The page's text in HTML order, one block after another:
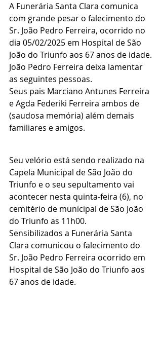
A Funerária Santa Clara comunica
com grande pesar o falecimento do
Sr. João Pedro Ferreira, ocorrido no
dia 05/02/2025 em Hospital de São
João do Triunfo aos 67 anos de idade.
João Pedro Ferreira deixa lamentar
as seguintes pessoas.
Seus pais Marciano Antunes Ferreira
e Agda Federiki Ferreira ambos de
(saudosa memória) além demais
familiares e amigos.
Seu velório está sendo realizado na
Capela Municipal de São João do
Triunfo e o seu sepultamento vai
acontecer nesta quinta-feira (6), no
cemitério de municipal de São João
do Triunfo as 11h00.
Sensibilizados a Funerária Santa
Clara comunicou o falecimento do
Sr. João Pedro Ferreira ocorrido em
Hospital de São João do Triunfo aos
67 anos de idade.